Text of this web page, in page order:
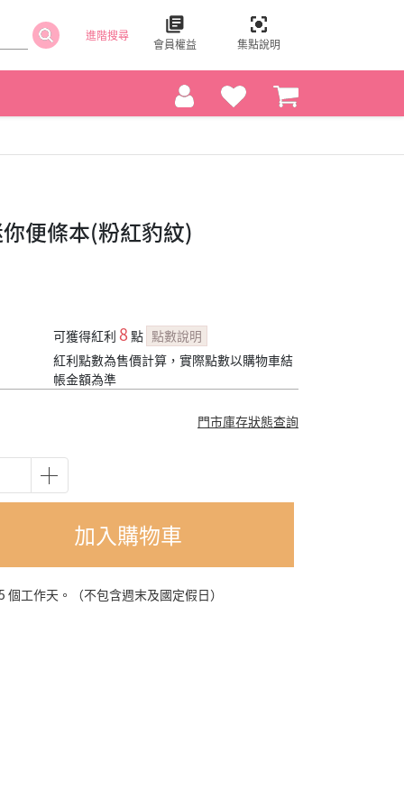
進階搜尋
會員權益 集點說明
便條本(粉紅豹紋)
可獲得紅利 8 點 點數說明
紅利點數為售價計算，實際點數以購物車結
帳金額為準
門市庫存狀態查詢
加入購物車
工作天。（不包含週末及國定假日）